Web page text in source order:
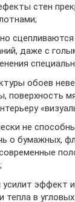
стен
даже с
обоев
поверхность
не
о бумажных,
усилит эффект
тепла в